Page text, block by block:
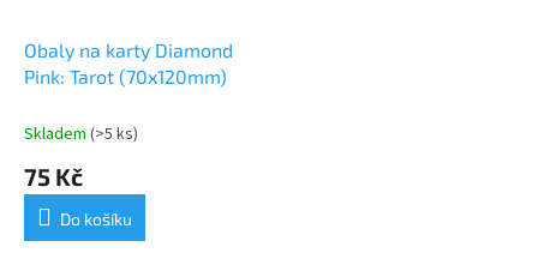
Obaly na karty Diamond
Pink: Tarot (70x120mm)
Skladem (>5 ks)
75 Kč
Do košíku